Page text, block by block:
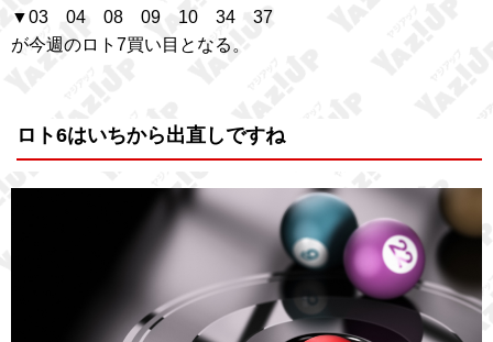
▼03 04 08 09 10 34 37
が今週のロト7買い目となる。
ロト6はいちから出直しですね